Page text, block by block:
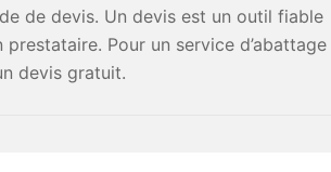
de devis. Un devis est un outil fiable
Pour un service d’abattage
devis gratuit.